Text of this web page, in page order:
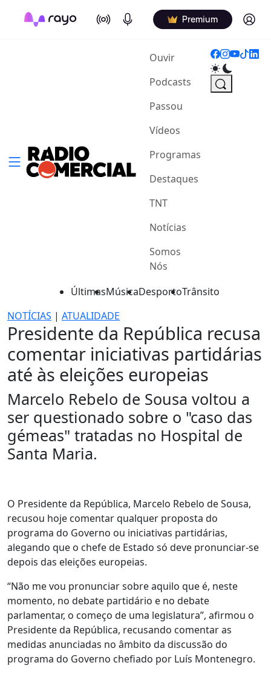
On Air Podcasts Premium Log in
Ouvir(current)
Podcasts
Passou
Vídeos
Programas
Destaques
TNT
Notícias
Somos
Nós
ÚltimasMúsicaDesportoTrânsito
NOTÍCIAS | ATUALIDADE
Presidente da República recusa
comentar iniciativas partidárias
até às eleições europeias
Marcelo Rebelo de Sousa voltou a
ser questionado sobre o "caso das
gémeas" tratadas no Hospital de
Santa Maria.
O Presidente da República, Marcelo Rebelo de Sousa,
recusou hoje comentar qualquer proposta do
programa do Governo ou iniciativas partidárias,
alegando que o chefe de Estado só deve pronunciar-se
depois das eleições europeias.
“Não me vou pronunciar sobre aquilo que é, neste
momento, no debate partidário e no debate
parlamentar, o começo de uma legislatura”, afirmou o
Presidente da República, recusando comentar as
medidas anunciadas no âmbito da discussão do
programa do Governo chefiado por Luís Montenegro.